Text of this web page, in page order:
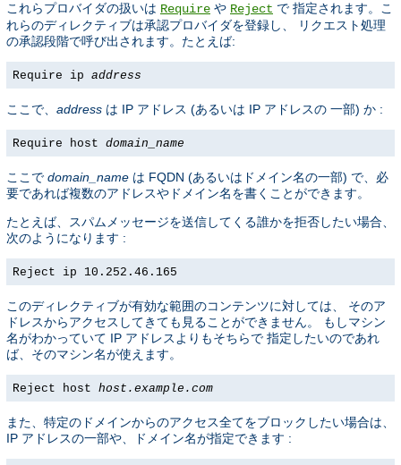
これらプロバイダの扱いは Require や Reject で 指定されます。こ
れらのディレクティブは承認プロバイダを登録し、 リクエスト処理
の承認段階で呼び出されます。たとえば:
Require ip address
ここで、 address は IP アドレス (あるいは IP アドレスの 一部) か :
Require host domain_name
ここで domain_name は FQDN (あるいはドメイン名の一部) で、必
要であれば複数のアドレスやドメイン名を書くことができます。
たとえば、スパムメッセージを送信してくる誰かを拒否したい場合、
次のようになります :
Reject ip 10.252.46.165
このディレクティブが有効な範囲のコンテンツに対しては、 そのア
ドレスからアクセスしてきても見ることができません。 もしマシン
名がわかっていて IP アドレスよりもそちらで 指定したいのであれ
ば、そのマシン名が使えます。
Reject host host.example.com
また、特定のドメインからのアクセス全てをブロックしたい場合は、
IP アドレスの一部や、ドメイン名が指定できます :